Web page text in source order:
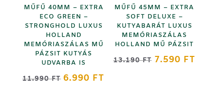
MŰFŰ 40MM – EXTRA
ECO GREEN –
STRONGHOLD LUXUS
HOLLAND
MEMÓRIASZÁLAS MŰ
PÁZSIT KUTYÁS
UDVARBA IS
11.990FT ORIGINAL
6.990 FT
MŰFŰ 45MM – EXTRA
SOFT DELUXE –
KUTYABARÁT LUXUS
MEMÓRIASZÁLAS
HOLLAND MŰ PÁZSIT
13.190FT ORIGINAL
7.590 FT